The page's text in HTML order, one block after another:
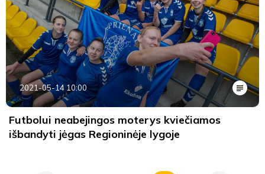
2021-05-14 10:00
Futbolui neabejingos moterys kviečiamos
išbandyti jėgas Regioninėje lygoje